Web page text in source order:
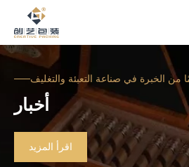
أخبار
اقرأ المزيد